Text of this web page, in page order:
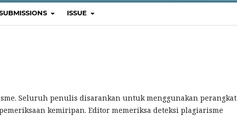
ISSUE
Seluruh penulis disarankan untuk menggunakan perangkat
kemiripan. Editor memeriksa deteksi plagiarisme